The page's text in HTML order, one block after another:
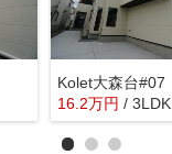
Kolet大森台#07
16.2万円 / 3LDK